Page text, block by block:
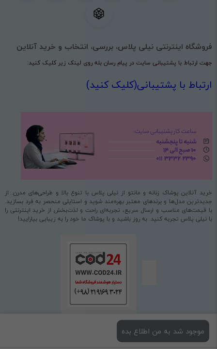
موجود شد به من اطلاع بده
فروشگاه اینترنتی نیلی پلاس، بررسی، انتخاب و خرید آنلاین
جهت ارتباط با پشتیبانی سایت در پیام رسان بله روی لینک زیر کلیک کنید:
ارتباط با پشتیبانی(کلیک کنید)
خرید آنلاین پوشاک زنانه و مانتو از نیلی پلاس با تنوع بالا و طراحی‌های مدرن. از
جدیدترین مدل‌ها و برندهای معتبر بهره‌مند شوید و استایلی منحصر به فرد بسازید.
با قیمت‌های مناسب و ارسال سریع، تجربه‌ای راحت و لذت‌بخش از خرید اینترنتی را
با نیلی پلاس تجربه کنید. به روز باشید و با پوشاک ما خود را به زیبایی بیارایید!
استفاده از مطالب فروشگاه اینترنتی نیلی پلاس فقط برای مقاصد غیرتجاری و با ذکر
منبع بلامانع است.